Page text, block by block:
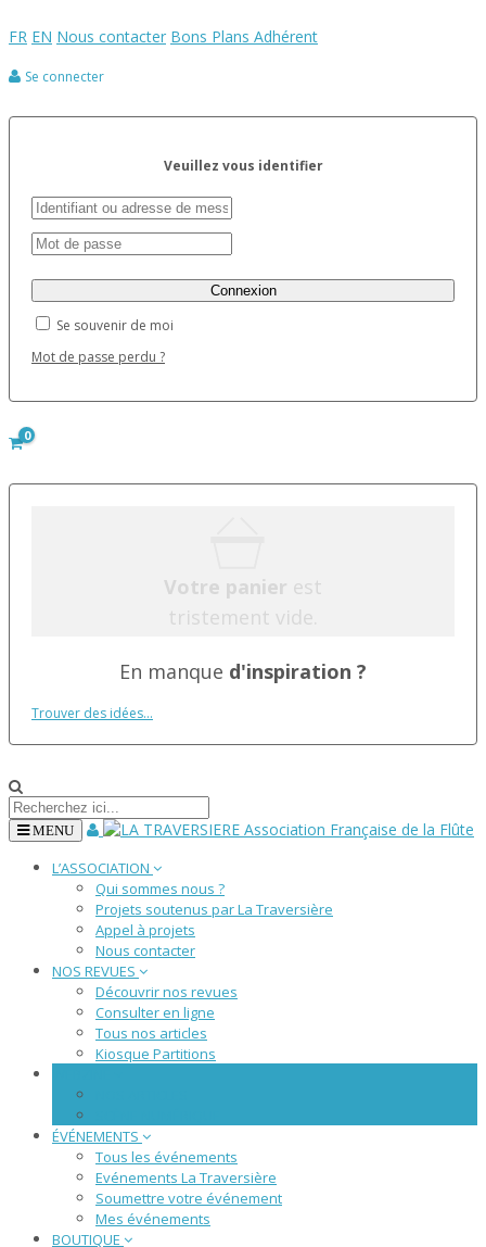
FR EN Nous contacter Bons Plans Adhérent
Se connecter
Veuillez vous identifier
Se souvenir de moi
Mot de passe perdu ?
0
Votre panier est
tristement vide.
En manque d'inspiration ?
Trouver des idées...
MENU
L’ASSOCIATION
Qui sommes nous ?
Projets soutenus par La Traversière
Appel à projets
Nous contacter
NOS REVUES
Découvrir nos revues
Consulter en ligne
Tous nos articles
Kiosque Partitions
ÉVÉNEMENTS
Tous les événements
Evénements La Traversière
Soumettre votre événement
Mes événements
BOUTIQUE